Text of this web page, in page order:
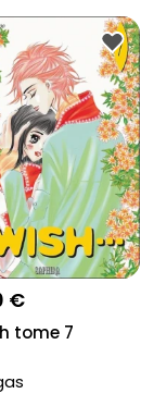
€
tome 7